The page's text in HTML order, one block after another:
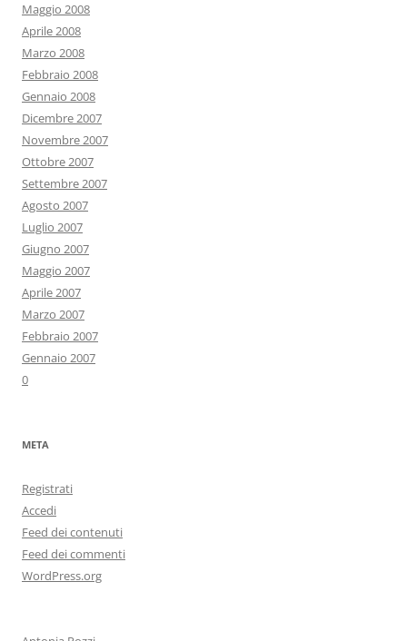
Maggio 2008
Aprile 2008
Marzo 2008
Febbraio 2008
Gennaio 2008
Dicembre 2007
Novembre 2007
Ottobre 2007
Settembre 2007
Agosto 2007
Luglio 2007
Giugno 2007
Maggio 2007
Aprile 2007
Marzo 2007
Febbraio 2007
Gennaio 2007
0
META
Registrati
Accedi
Feed dei contenuti
Feed dei commenti
WordPress.org